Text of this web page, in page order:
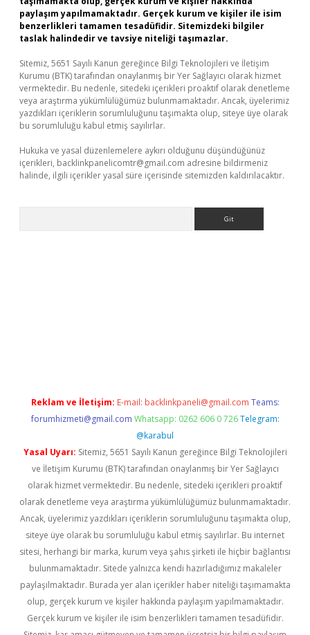
paylaşım yapılmamaktadır. Gerçek kurum ve kişiler ile isim
benzerlikleri tamamen tesadüfidir. Sitemizdeki bilgiler
taslak halindedir ve tavsiye niteliği taşımazlar.
Sitemiz, 5651 Sayılı Kanun gereğince Bilgi Teknolojileri ve İletişim
Kurumu (BTK) tarafından onaylanmış bir Yer Sağlayıcı olarak hizmet
vermektedir. Bu nedenle, sitedeki içerikleri proaktif olarak denetleme
veya araştırma yükümlülüğümüz bulunmamaktadır. Ancak, üyelerimiz
yazdıkları içeriklerin sorumluluğunu taşımakta olup, siteye üye olarak
bu sorumluluğu kabul etmiş sayılırlar.
Hukuka ve yasal düzenlemelere aykırı olduğunu düşündüğünüz
içerikleri, backlinkpanelicomtr@gmail.com adresine bildirmeniz
halinde, ilgili içerikler yasal süre içerisinde sitemizden kaldırılacaktır.
Reklam ve İletişim: E-mail: backlinkpaneli@gmail.com Teams:
forumhizmeti@gmail.com Whatsapp: 0262 606 0 726 Telegram:
@karabul
Yasal Uyarı: Sitemiz, 5651 Sayılı Kanun gereğince Bilgi Teknolojileri
ve İletişim Kurumu (BTK) tarafından onaylanmış bir Yer Sağlayıcı
olarak hizmet vermektedir. Bu nedenle, sitedeki içerikleri proaktif
olarak denetleme veya araştırma yükümlülüğümüz bulunmamaktadır.
Ancak, üyelerimiz yazdıkları içeriklerin sorumluluğunu taşımakta olup,
siteye üye olarak bu sorumluluğu kabul etmiş sayılırlar. Bu internet
sitesi, herhangi bir marka, kurum veya şahıs şirketi ile hiçbir bağlantısı
bulunmamaktadır. Sitede yalnızca kendi hazırladığımız makaleler
paylaşılmaktadır. Burada yer alan içerikler haber niteliği taşımamakta
olup, gerçek kurum ve kişiler hakkında paylaşım yapılmamaktadır.
Gerçek kurum ve kişiler ile isim benzerlikleri tamamen tesadüfidir.